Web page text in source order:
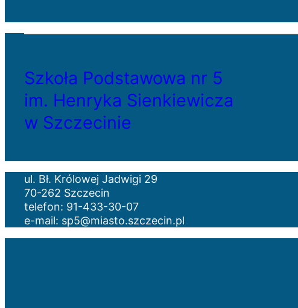
Szkoła Podstawowa nr 5
im. Henryka Sienkiewicza
w Szczecinie
ul. Bł. Królowej Jadwigi 29
70-262 Szczecin
telefon: 91-433-30-07
e-mail: sp5@miasto.szczecin.pl